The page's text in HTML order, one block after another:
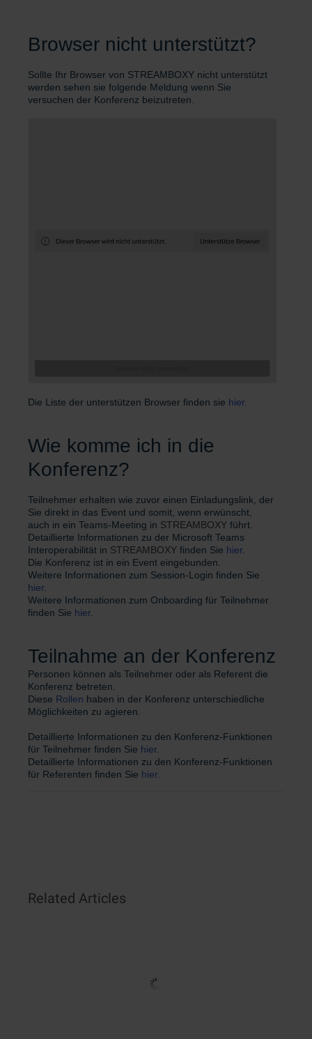
Browser nicht unterstützt?
Sollte Ihr Browser von STREAMBOXY nicht unterstützt
werden sehen sie folgende Meldung wenn Sie
versuchen der Konferenz beizutreten.
Die Liste der unterstützen Browser finden sie hier.
Wie komme ich in die
Konferenz?
Teilnehmer erhalten wie zuvor einen Einladungslink, der
Sie direkt in das Event und somit, wenn erwünscht,
auch in ein Teams-Meeting in STREAMBOXY führt.
Detaillierte Informationen zu der Microsoft Teams
Interoperabilität in STREAMBOXY finden Sie hier
Die Konferenz ist in ein Event eingebunden.
Weitere Informationen zum Session-Login finden Sie
hier
Weitere Informationen zum Onboarding für Teilnehmer
finden Sie hier
Teilnahme an der Konferenz
Personen können als Teilnehmer oder als Referent die
Konferenz betreten.
Diese Rollen haben in der Konferenz unterschiedliche
Möglichkeiten zu agieren.
Detaillierte Informationen zu den Konferenz-Funktionen
für Teilnehmer finden Sie hier
Detaillierte Informationen zu den Konferenz-Funktionen
für Referenten finden Sie hier
Related Articles